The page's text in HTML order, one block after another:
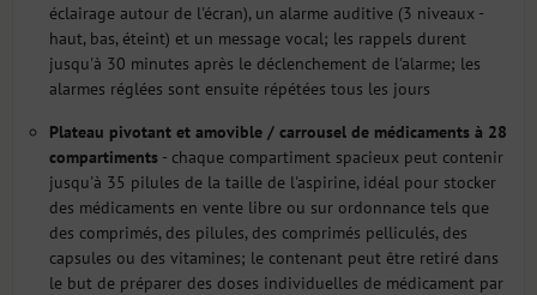
éclairage autour de l'écran), un alarme auditive (3 niveaux -
haut, bas, éteint) et un message vocal; les rappels durent
jusqu'à 30 minutes après le déclenchement de l'alarme; les
alarmes réglées sont ensuite répétées tous les jours
Plateau pivotant et amovible / carrousel de médicaments à 28
compartiments - chaque compartiment spacieux peut contenir
jusqu'à 35 pilules de la taille de l'aspirine, idéal pour stocker
des médicaments en vente libre ou sur ordonnance tels que
des comprimés, des pilules, des comprimés pelliculés, des
capsules ou des vitamines; le contenant peut être retiré dans
le but de préparer des doses individuelles de médicament par